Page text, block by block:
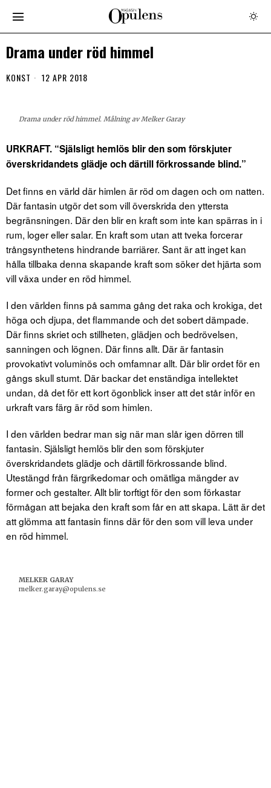
Drama under röd himmel
KONST 12 APR 2018
Drama under röd himmel. Målning av Melker Garay
URKRAFT. “Själsligt hemlös blir den som förskjuter
överskridandets glädje och därtill förkrossande blind.”
Det finns en värld där himlen är röd om dagen och om natten.
Där fantasin utgör det som vill överskrida den yttersta
begränsningen. Där den blir en kraft som inte kan spärras in i
rum, loger eller salar. En kraft som utan att tveka forcerar
trångsynthetens hindrande barriärer. Sant är att inget kan
hålla tillbaka denna skapande kraft som söker det hjärta som
vill växa under en röd himmel.
I den världen finns på samma gång det raka och krokiga, det
höga och djupa, det flammande och det sobert dämpade.
Där finns skriet och stillheten, glädjen och bedrövelsen,
sanningen och lögnen. Där finns allt. Där är fantasin
provokativt voluminös och omfamnar allt. Där blir ordet för en
gångs skull stumt. Där backar det enständiga intellektet
undan, då det för ett kort ögonblick inser att det står inför en
urkraft vars färg är röd som himlen.
I den världen bedrar man sig när man slår igen dörren till
fantasin. Själsligt hemlös blir den som förskjuter
överskridandets glädje och därtill förkrossande blind.
Utestängd från färgrikedomar och omätliga mängder av
former och gestalter. Allt blir torftigt för den som förkastar
förmågan att bejaka den kraft som får en att skapa. Lätt är det
att glömma att fantasin finns där för den som vill leva under
en röd himmel.
MELKER GARAY
melker.garay@opulens.se